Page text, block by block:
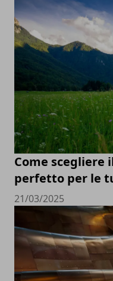
Come
perfetto per le
21/03/2025